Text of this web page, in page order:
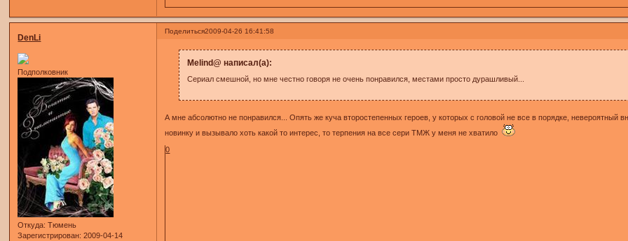
Поделиться2009-04-26 16:41:58
DenLi
Подполковник
Откуда: Тюмень
Зарегистрирован: 2009-04-14
Melind@ написал(а):
Сериал смешной, но мне честно говоря не очень понравился, местами просто дурашливый...
А мне абсолютно не понравился... Опять же куча второстепенных героев, у которых с головой не все в порядке,
новинку и вызывало хоть какой то интерес, то терпения на все сери ТМЖ у меня не хватило
0